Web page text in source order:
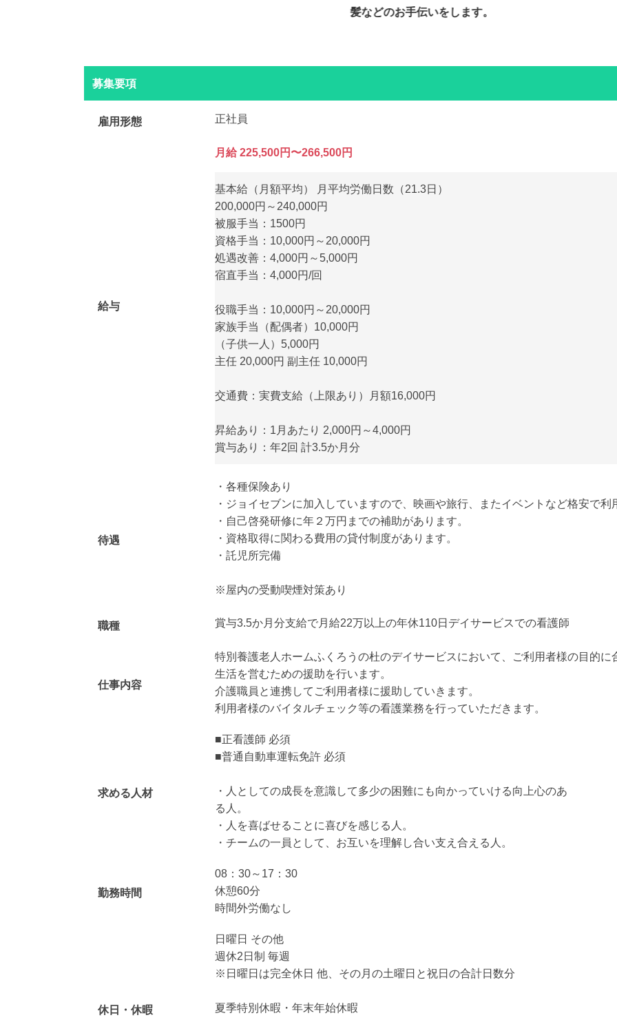
髪などのお手伝いをします。
募集要項
雇用形態 正社員
給与
月給 225,500円〜266,500円
基本給（月額平均） 月平均労働日数（21.3日）
200,000円～240,000円
被服手当：1500円
資格手当：10,000円～20,000円
処遇改善：4,000円～5,000円
宿直手当：4,000円/回
役職手当：10,000円～20,000円
家族手当（配偶者）10,000円
（子供一人）5,000円
主任 20,000円 副主任 10,000円
交通費：実費支給（上限あり）月額16,000円
昇給あり：1月あたり 2,000円～4,000円
賞与あり：年2回 計3.5か月分
待遇
・各種保険あり
・ジョイセブンに加入していますので、映画や旅行、またイベントなど格安で利
・自己啓発研修に年２万円までの補助があります。
・資格取得に関わる費用の貸付制度があります。
・託児所完備
※屋内の受動喫煙対策あり
職種 賞与3.5か月分支給で月給22万以上の年休110日デイサービスでの看護師
仕事内容
特別養護老人ホームふくろうの杜のデイサービスにおいて、ご利用者様の目的
生活を営むための援助を行います。
介護職員と連携してご利用者様に援助していきます。
利用者様のバイタルチェック等の看護業務を行っていただきます。
求める人材
■正看護師 必須
■普通自動車運転免許 必須
・人としての成長を意識して多少の困難にも向かっていける向上心のあ
る人。
・人を喜ばせることに喜びを感じる人。
・チームの一員として、お互いを理解し合い支え合える人。
勤務時間
08：30～17：30
休憩60分
時間外労働なし
休日・休暇
日曜日 その他
週休2日制 毎週
※日曜日は完全休日 他、その月の土曜日と祝日の合計日数分
夏季特別休暇・年末年始休暇